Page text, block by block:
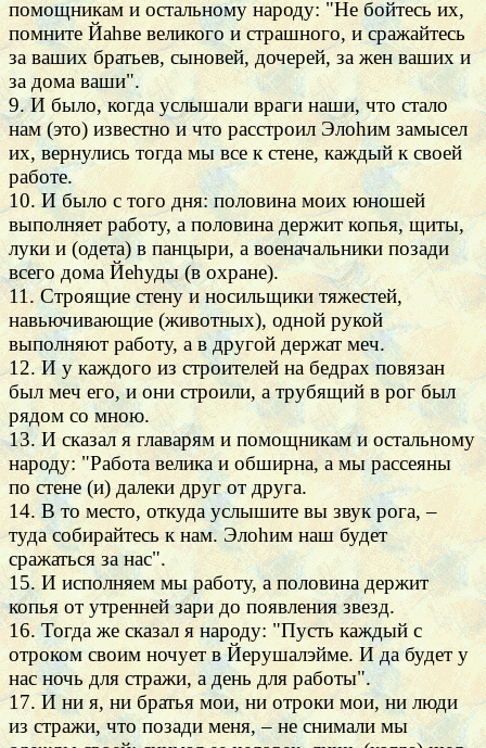
помощникам и остальному народу: "Не бойтесь их,
помните Йаhве великого и страшного, и сражайтесь
за ваших братьев, сыновей, дочерей, за жен ваших и
за дома ваши".
9. И было, когда услышали враги наши, что стало
нам (это) известно и что расстроил Элоhим замысел
их, вернулись тогда мы все к стене, каждый к своей
работе.
10. И было с того дня: половина моих юношей
выполняет работу, а половина держит копья, щиты,
луки и (одета) в панцыри, а военачальники позади
всего дома Йеhуды (в охране).
11. Строящие стену и носильщики тяжестей,
навьючивающие (животных), одной рукой
выполняют работу, а в другой держат меч.
12. И у каждого из строителей на бедрах повязан
был меч его, и они строили, а трубящий в рог был
рядом со мною.
13. И сказал я главарям и помощникам и остальному
народу: "Работа велика и обширна, а мы рассеяны
по стене (и) далеки друг от друга.
14. В то место, откуда услышите вы звук рога, –
туда собирайтесь к нам. Элоhим наш будет
сражаться за нас".
15. И исполняем мы работу, а половина держит
копья от утренней зари до появления звезд.
16. Тогда же сказал я народу: "Пусть каждый с
отроком своим ночует в Йерушалэйме. И да будет у
нас ночь для стражи, а день для работы".
17. И ни я, ни братья мои, ни отроки мои, ни люди
из стражи, что позади меня, – не снимали мы